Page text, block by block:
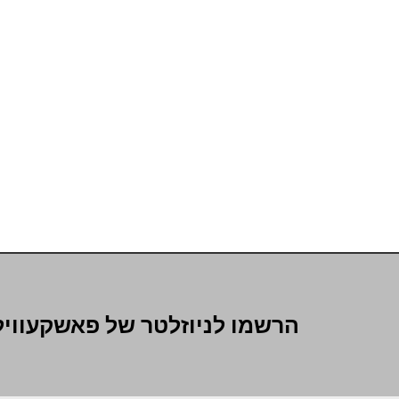
הרשמו לניוזלטר של